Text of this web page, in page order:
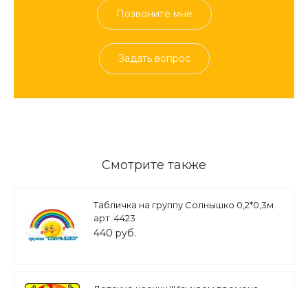
Позвоните мне
Задать вопрос
Смотрите также
Табличка на группу Солнышко 0,2*0,3м
арт. 4423
440 руб.